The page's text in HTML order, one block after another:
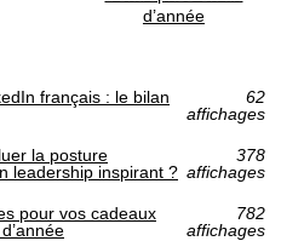
d’année
français : le bilan
62
affichages
la posture
leadership inspirant ?
378
affichages
pour vos cadeaux
782
affichages